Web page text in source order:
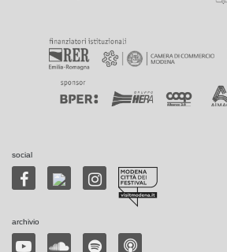
social
archivio